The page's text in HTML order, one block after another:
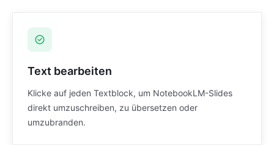
Text bearbeiten
Klicke auf jeden Textblock, um NotebookLM-Slides
direkt umzuschreiben, zu übersetzen oder
umzubranden.